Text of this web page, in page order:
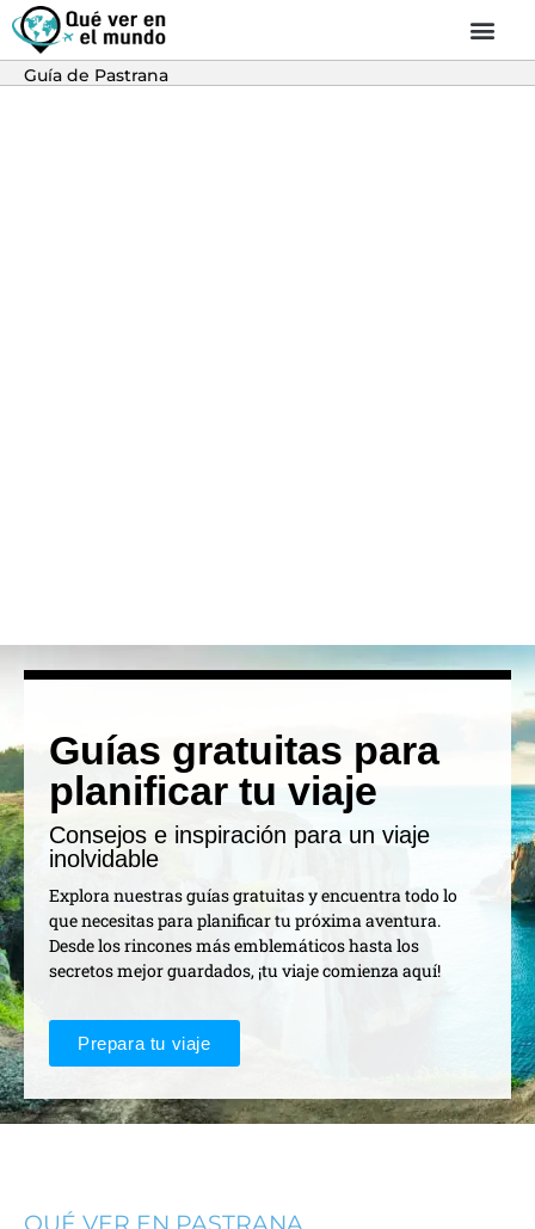
Guía de Pastrana
Guías gratuitas para
planificar tu viaje
Consejos e inspiración para un viaje
inolvidable
Explora nuestras guías gratuitas y encuentra todo lo
que necesitas para planificar tu próxima aventura.
Desde los rincones más emblemáticos hasta los
secretos mejor guardados, ¡tu viaje comienza aquí!
Prepara tu viaje